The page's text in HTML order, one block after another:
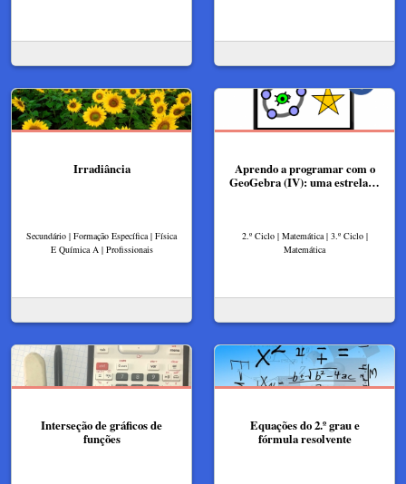
Irradiância
Secundário | Formação Específica | Física
E Química A | Profissionais
Aprendo a programar com o
GeoGebra (IV): uma estrela…
2.º Ciclo | Matemática | 3.º Ciclo |
Matemática
Interseção de gráficos de
funções
Equações do 2.º grau e
fórmula resolvente